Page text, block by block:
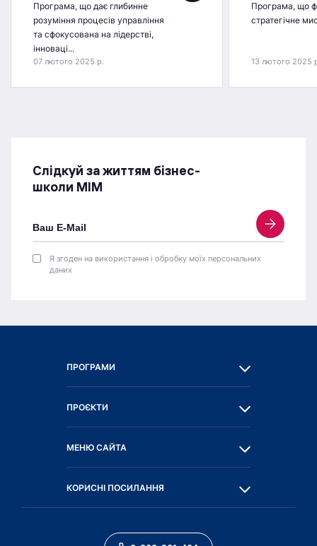
Програма, що дає глибинне
розуміння процесів управління
та сфокусована на лідерстві,
інноваці...
07 лютого 2025 р.
Програма, що
стратегічне
13 лютого 2025
Слідкуй за життям бізнес-
школи МІМ
Я згоден на використання і обробку моїх персональних
даних
ПРОГРАМИ
ПРОЄКТИ
МЕНЮ САЙТА
КОРИСНІ ПОСИЛАННЯ